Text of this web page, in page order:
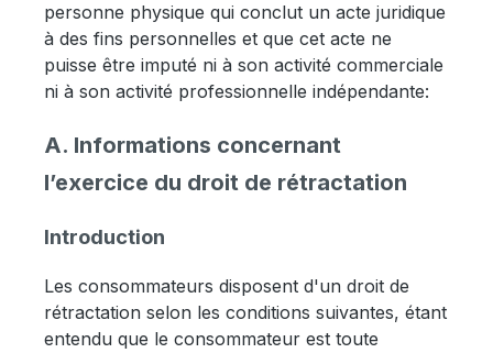
personne physique qui conclut un acte juridique
à des fins personnelles et que cet acte ne
puisse être imputé ni à son activité commerciale
ni à son activité professionnelle indépendante:
A. Informations concernant
l’exercice du droit de rétractation
Introduction
Les consommateurs disposent d'un droit de
rétractation selon les conditions suivantes, étant
entendu que le consommateur est toute